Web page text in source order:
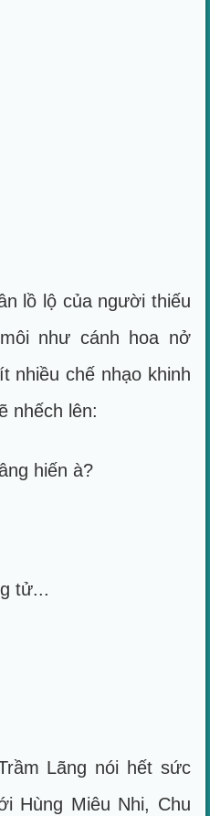
lồ lộ của người thiếu
như cánh hoa nở
nhiều chế nhạo khinh
nhếch lên:
hiến à?
tử...
Lãng nói hết sức
Hùng Miêu Nhi, Chu